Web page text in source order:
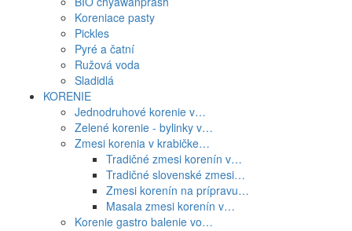
Koreniace pasty
Pickles
Pyré a čatní
Ružová voda
Sladidlá
KORENIE
Jednodruhové korenie v…
Zelené korenie - bylinky v…
Zmesi korenia v krabičke…
Tradičné zmesi korenín v…
Tradičné slovenské zmesi…
Zmesi korenín na prípravu…
Masala zmesi korenín v…
Korenie gastro balenie vo…